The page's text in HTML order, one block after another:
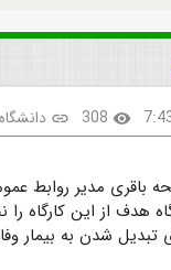
visibility
308
link
باقری مدیر روابط
هدف از این کارگاه
تبدیل شدن به بیمار